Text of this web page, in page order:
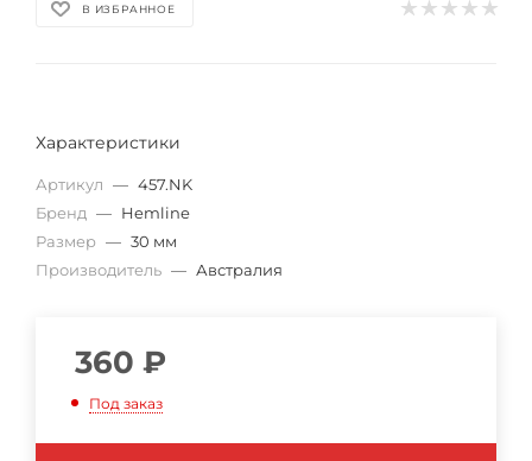
В ИЗБРАННОЕ
Характеристики
Артикул — 457.NK
Бренд — Hemline
Размер — 30 мм
Производитель — Австралия
360 ₽
Под заказ